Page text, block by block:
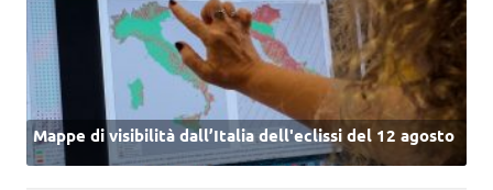
Mappe di visibilità dall’Italia dell'eclissi del 12 agosto